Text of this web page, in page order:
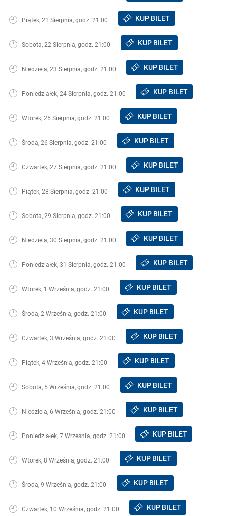
Piątek, 21 Sierpnia, godz. 21:00 KUP BILET
Sobota, 22 Sierpnia, godz. 21:00 KUP BILET
Niedziela, 23 Sierpnia, godz. 21:00 KUP BILET
Poniedziałek, 24 Sierpnia, godz. 21:00 KUP BILET
Wtorek, 25 Sierpnia, godz. 21:00 KUP BILET
Środa, 26 Sierpnia, godz. 21:00 KUP BILET
Czwartek, 27 Sierpnia, godz. 21:00 KUP BILET
Piątek, 28 Sierpnia, godz. 21:00 KUP BILET
Sobota, 29 Sierpnia, godz. 21:00 KUP BILET
Niedziela, 30 Sierpnia, godz. 21:00 KUP BILET
Poniedziałek, 31 Sierpnia, godz. 21:00 KUP BILET
Wtorek, 1 Września, godz. 21:00 KUP BILET
Środa, 2 Września, godz. 21:00 KUP BILET
Czwartek, 3 Września, godz. 21:00 KUP BILET
Piątek, 4 Września, godz. 21:00 KUP BILET
Sobota, 5 Września, godz. 21:00 KUP BILET
Niedziela, 6 Września, godz. 21:00 KUP BILET
Poniedziałek, 7 Września, godz. 21:00 KUP BILET
Wtorek, 8 Września, godz. 21:00 KUP BILET
Środa, 9 Września, godz. 21:00 KUP BILET
Czwartek, 10 Września, godz. 21:00 KUP BILET